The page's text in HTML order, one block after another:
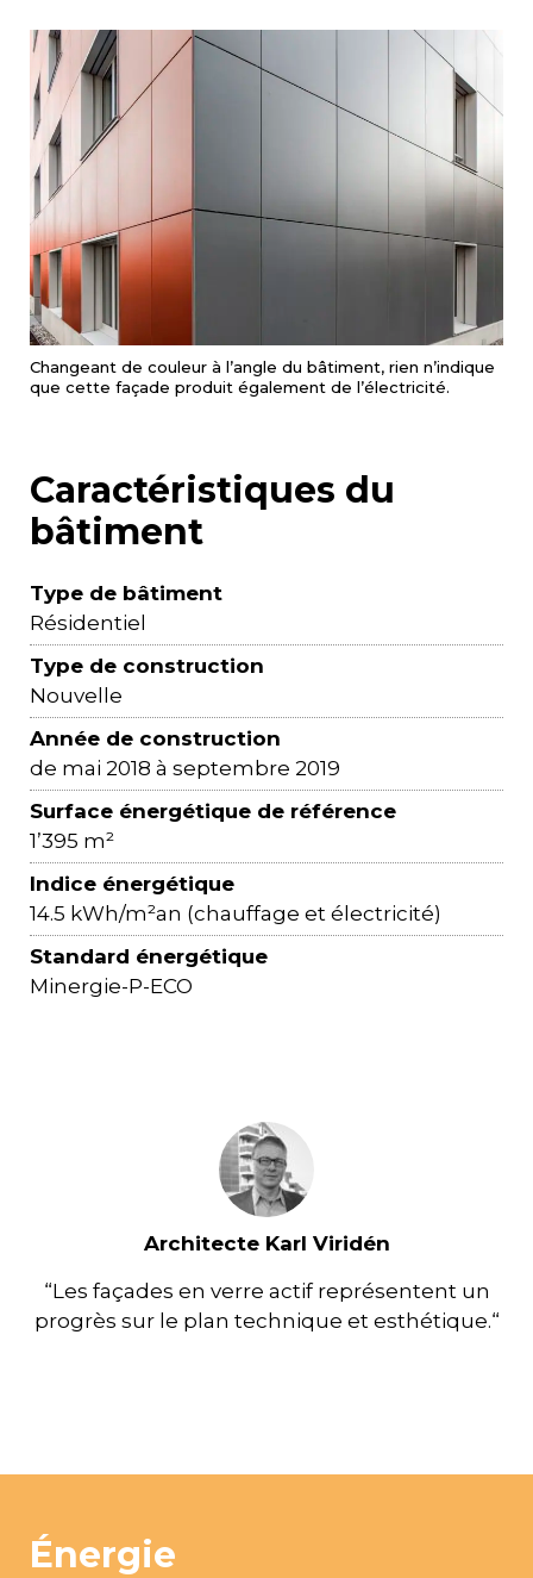
Changeant de couleur à l’angle du bâtiment, rien n’indique
que cette façade produit également de l’électricité.
Caractéristiques du
bâtiment
Type de bâtiment
Résidentiel
Type de construction
Nouvelle
Année de construction
de mai 2018 à septembre 2019
Surface énergétique de référence
1’395 m²
Indice énergétique
14.5 kWh/m²an (chauffage et électricité)
Standard énergétique
Minergie-P-ECO
Architecte Karl Viridén
“Les façades en verre actif représentent un
progrès sur le plan technique et esthétique.“
Énergie